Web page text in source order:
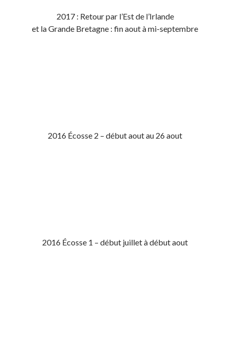
2017 : Retour par l’Est de l’Irlande
et la Grande Bretagne : fin aout à mi-septembre
2016 Écosse 2 – début aout au 26 aout
2016 Écosse 1 – début juillet à début aout